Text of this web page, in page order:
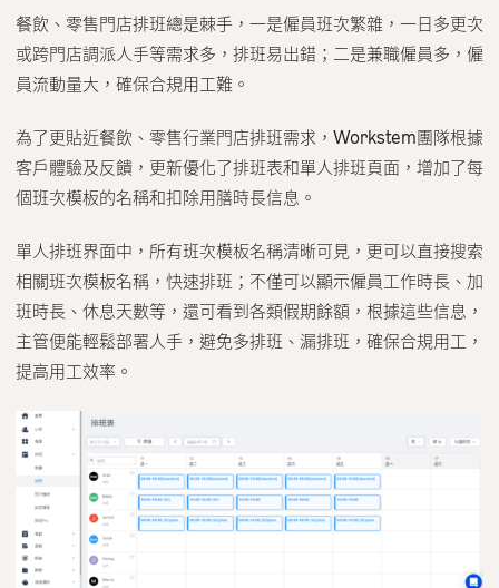
餐飲、零售門店排班總是棘手，一是僱員班次繁雜，一日多更次
或跨門店調派人手等需求多，排班易出錯；二是兼職僱員多，僱
員流動量大，確保合規用工難。
為了更貼近餐飲、零售行業門店排班需求，Workstem團隊根據
客戶體驗及反饋，更新優化了排班表和單人排班頁面，增加了每
個班次模板的名稱和扣除用膳時長信息。
單人排班界面中，所有班次模板名稱清晰可見，更可以直接搜索
相關班次模板名稱，快速排班；不僅可以顯示僱員工作時長、加
班時長、休息天數等，還可看到各類假期餘額，根據這些信息，
主管便能輕鬆部署人手，避免多排班、漏排班，確保合規用工，
提高用工效率。